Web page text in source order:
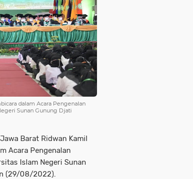
dalam Acara Pengenalan
Sunan Gunung Djati
Barat Ridwan Kamil
Acara Pengenalan
Islam Negeri Sunan
(29/08/2022).